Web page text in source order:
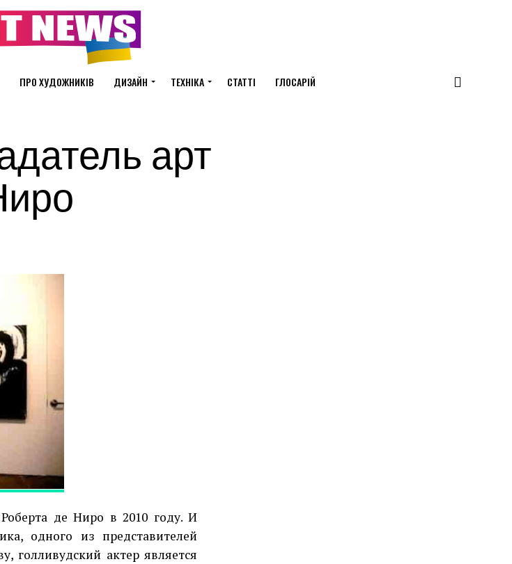
ПРО ХУДОЖНИКІВ ДИЗАЙН ТЕХНІКА СТАТТІ ГЛОСАРІЙ
арт
де Ниро в 2010 году. И
одного из представителей
голливудский актер является